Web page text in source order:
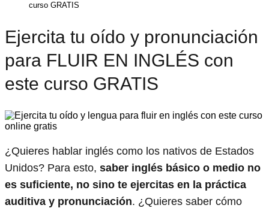
curso GRATIS
Ejercita tu oído y pronunciación
para FLUIR EN INGLÉS con
este curso GRATIS
¿Quieres hablar inglés como los nativos de Estados
Unidos? Para esto, saber inglés básico o medio no
es suficiente, no sino te ejercitas en la práctica
auditiva y pronunciación. ¿Quieres saber cómo